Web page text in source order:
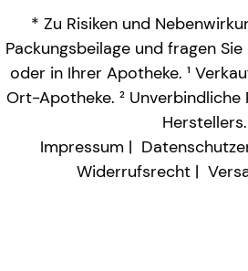
* Zu Risiken und
Packungsbeilage und fragen
oder in Ihrer Apotheke. ¹
Ort-Apotheke. ² Unverbindliche
Herstellers.
Impressum
Widerrufsrecht